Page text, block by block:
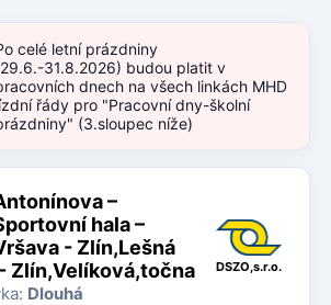
celé letní prázdniny
31.8.2026) budou platit v
dnech na všech linkách MHD
řády pro "Pracovní dny-školní
(3.sloupec níže)
–
hala –
- Zlín,Lešná
Zlín,Velíková,točna
Dlouhá
DSZO,s.r.o.